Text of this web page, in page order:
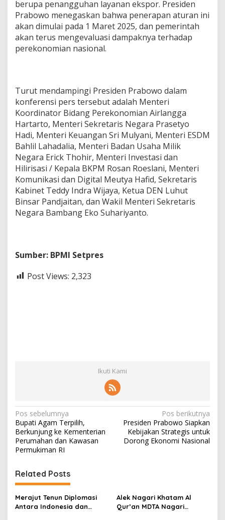
berupa penangguhan layanan ekspor. Presiden
Prabowo menegaskan bahwa penerapan aturan ini
akan dimulai pada 1 Maret 2025, dan pemerintah
akan terus mengevaluasi dampaknya terhadap
perekonomian nasional.
Turut mendampingi Presiden Prabowo dalam
konferensi pers tersebut adalah Menteri
Koordinator Bidang Perekonomian Airlangga
Hartarto, Menteri Sekretaris Negara Prasetyo
Hadi, Menteri Keuangan Sri Mulyani, Menteri ESDM
Bahlil Lahadalia, Menteri Badan Usaha Milik
Negara Erick Thohir, Menteri Investasi dan
Hilirisasi / Kepala BKPM Rosan Roeslani, Menteri
Komunikasi dan Digital Meutya Hafid, Sekretaris
Kabinet Teddy Indra Wijaya, Ketua DEN Luhut
Binsar Pandjaitan, dan Wakil Menteri Sekretaris
Negara Bambang Eko Suhariyanto.
Sumber: BPMI Setpres
Post Views: 2,323
Ikuti Kami
N
a
v
g
a
s
Pos sebelumnya
Bupati Agam Terpilih,
Berkunjung ke Kementerian
Perumahan dan Kawasan
Permukiman RI
Pos berikutnya
Presiden Prabowo Siapkan
Kebijakan Strategis untuk
Dorong Ekonomi Nasional
Related Posts
Merajut Tenun Diplomasi
Antara Indonesia dan
Alek Nagari Khatam Al
Qur’an MDTA Nagari